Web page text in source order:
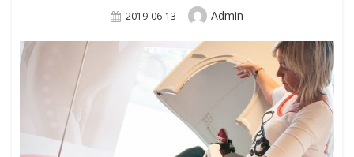
Posted
2019-06-13 Author
Admin